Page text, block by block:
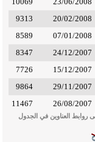
20/02/2008
9313
07/01/2008
8589
24/12/2007
8347
15/12/2007
7726
29/11/2007
9864
26/08/2007
11467
روابط العناوين في الجدول